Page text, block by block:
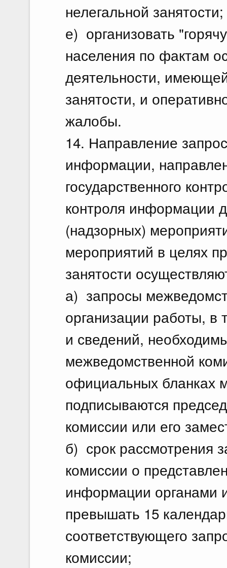
нелегальной занятости;
е) организовать
населения по фактам
деятельности,
занятости, и
жалобы.
14. Направление
информации,
государственного
контроля информации
(надзорных)
мероприятий в целях
занятости
а) запросы
организации работы,
и сведений,
межведомственной
официальных бланках
подписываются
комиссии или его
б) срок рассмотрения
комиссии о
информации органами
превышать 15
соответствующего
комиссии;